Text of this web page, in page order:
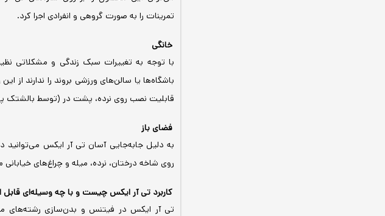
تمرینات را به صورت گروهی و انفرادی اجرا کرد.
خانگی
با توجه به تغییرات سبک زندگی و مشکلاتی
باشگاه‌ها یا سالن‌های ورزشی بروند را ندارند
قابلیت نصب روی نرده، پشت در (توسط بالشتک
فضای باز
به دلیل جابه‌جایی آسان تی آر ایکس می‌توانید
روی شاخه درختان، نرده، میله و چراغ‌های
کاربرد تی آر ایکس چیست و با چه وسیله‌ای
تی آر ایکس در فیتنس و بدن‌سازی رشته‌های